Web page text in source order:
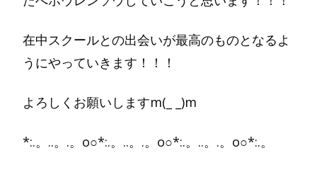
在中スクールとの出会いが最高のものとなるよ
うにやっていきます！！！
よろしくお願いしますm(_ _)m
*:.。..。.。o○*:.。..。.。o○*:.。..。.。o○*:.。